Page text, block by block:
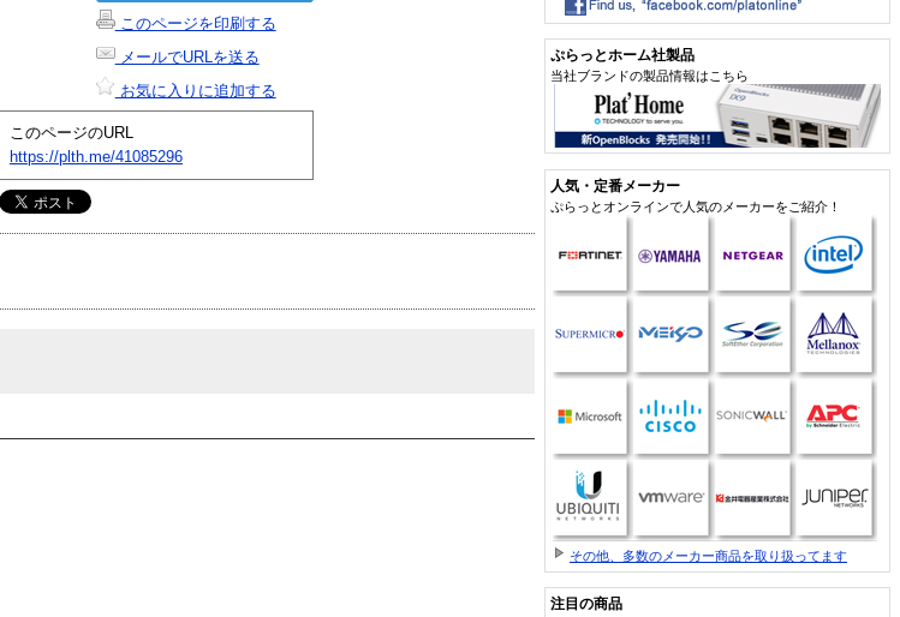
このページを印刷する
メールでURLを送る
お気に入りに追加する
このページのURL
https://plth.me/41085296
ぷらっとホーム社製品
当社ブランドの製品情報はこちら
人気・定番メーカー
ぷらっとオンラインで人気のメーカーをご紹介！
その他、多数のメーカー商品を取り扱ってます
注目の商品